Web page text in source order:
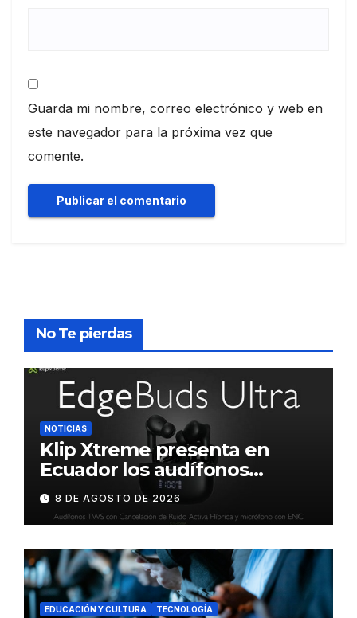
Guarda mi nombre, correo electrónico y web en
este navegador para la próxima vez que
comente.
No Te pierdas
NOTICIAS
Klip Xtreme presenta en
Ecuador los audífonos
DynaBuds con sonido
inteligente y control táctil
8 DE AGOSTO DE 2026
EDUCACIÓN Y CULTURA TECNOLOGÍA